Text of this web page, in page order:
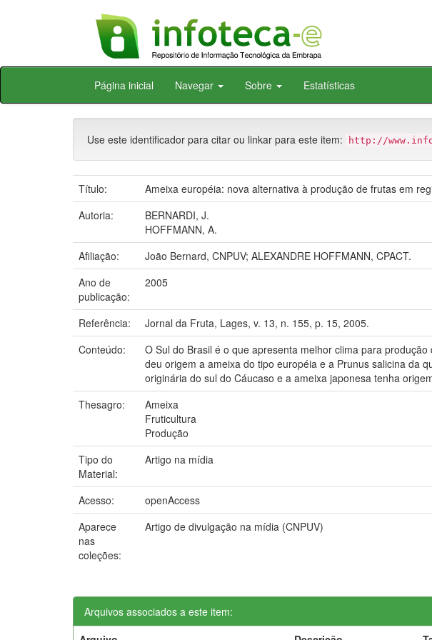
Skip
Página inicial Navegar Sobre Estatísticas
Use este identificador para citar ou linkar para este item: http://
Título:
Ameixa européia: nova alternativa à produção de frutas em
Autoria:
BERNARDI, J.
HOFFMANN, A.
Afiliação:
João Bernard, CNPUV; ALEXANDRE HOFFMANN, CPACT.
Ano de
publicação:
2005
Referência:
Jornal da Fruta, Lages, v. 13, n. 155, p. 15, 2005.
Conteúdo:
O Sul do Brasil é o que apresenta melhor clima para
deu origem a ameixa do tipo européia e a Prunus salicina da
originária do sul do Cáucaso e a ameixa japonesa tenha
Thesagro:
Ameixa
Fruticultura
Produção
Tipo do
Material:
Artigo na mídia
Acesso:
openAccess
Aparece
nas
coleções:
Artigo de divulgação na mídia (CNPUV)
Arquivos associados a este item: